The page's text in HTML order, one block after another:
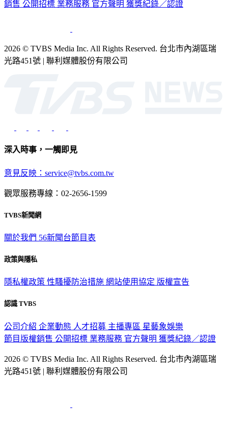
銷售 公開招標 業務服務 官方聲明 獲獎紀錄／認證
2026 © TVBS Media Inc. All Rights Reserved. 台北市內湖區瑞
光路451號 | 聯利媒體股份有限公司
深入時事，一觸即見
意見反映：service@tvbs.com.tw
觀眾服務專線：02-2656-1599
TVBS新聞網
關於我們 56新聞台節目表
政策與隱私
隱私權政策 性騷擾防治措施 網站使用協定 版權宣告
認識 TVBS
公司介紹 企業動態 人才招募 主播專區 星藝象娛樂
節目版權銷售 公開招標 業務服務 官方聲明 獲獎紀錄／認證
2026 © TVBS Media Inc. All Rights Reserved. 台北市內湖區瑞
光路451號 | 聯利媒體股份有限公司